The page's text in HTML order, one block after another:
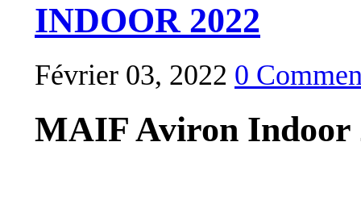
INDOOR 2022
Février 03, 2022 0
MAIF Aviron Indoor